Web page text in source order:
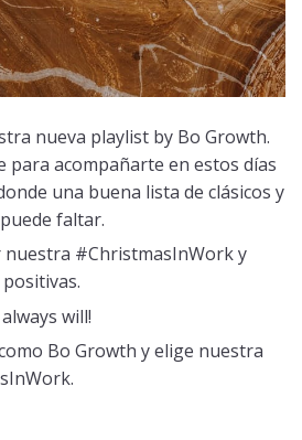
nueva playlist by Bo Growth.
para acompañarte en estos días
una buena lista de clásicos y
faltar.
nuestra #ChristmasInWorky
will!
Bo Growth y elige nuestra
.